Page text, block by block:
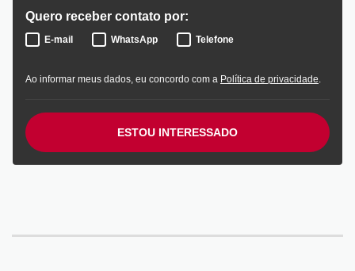
Quero receber contato por:
E-mail WhatsApp Telefone
Ao informar meus dados, eu concordo com a Política de privacidade.
ESTOU INTERESSADO